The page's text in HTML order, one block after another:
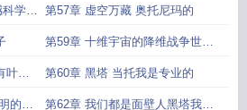
尔特
学不 第57章 虚空万藏 奥托尼玛的
第59章 十维宇宙的降维战争世间
最惨烈的战争
叶文 第60章 黑塔 当托我是专业的
的面 第62章 我们都是面壁人黑塔我已